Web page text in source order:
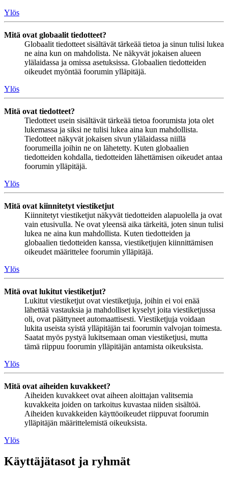
Ylös
Mitä ovat globaalit tiedotteet?
Globaalit tiedotteet sisältävät tärkeää tietoa ja sinun tulisi lukea
ne aina kun on mahdolista. Ne näkyvät jokaisen alueen
ylälaidassa ja omissa asetuksissa. Globaalien tiedotteiden
oikeudet myöntää foorumin ylläpitäjä.
Ylös
Mitä ovat tiedotteet?
Tiedotteet usein sisältävät tärkeää tietoa foorumista jota olet
lukemassa ja siksi ne tulisi lukea aina kun mahdollista.
Tiedotteet näkyvät jokaisen sivun ylälaidassa niillä
foorumeilla joihin ne on lähetetty. Kuten globaalien
tiedotteiden kohdalla, tiedotteiden lähettämisen oikeudet antaa
foorumin ylläpitäjä.
Ylös
Mitä ovat kiinnitetyt viestiketjut
Kiinnitetyt viestiketjut näkyvät tiedotteiden alapuolella ja ovat
vain etusivulla. Ne ovat yleensä aika tärkeitä, joten sinun tulisi
lukea ne aina kun mahdollista. Kuten tiedotteiden ja
globaalien tiedotteiden kanssa, viestiketjujen kiinnittämisen
oikeudet määrittelee foorumin ylläpitäjä.
Ylös
Mitä ovat lukitut viestiketjut?
Lukitut viestiketjut ovat viestiketjuja, joihin ei voi enää
lähettää vastauksia ja mahdolliset kyselyt joita viestiketjussa
oli, ovat päättyneet automaattisesti. Viestiketjuja voidaan
lukita useista syistä ylläpitäjän tai foorumin valvojan toimesta.
Saatat myös pystyä lukitsemaan oman viestiketjusi, mutta
tämä riippuu foorumin ylläpitäjän antamista oikeuksista.
Ylös
Mitä ovat aiheiden kuvakkeet?
Aiheiden kuvakkeet ovat aiheen aloittajan valitsemia
kuvakkeita joiden on tarkoitus kuvastaa niiden sisältöä.
Aiheiden kuvakkeiden käyttöoikeudet riippuvat foorumin
ylläpitäjän määrittelemistä oikeuksista.
Ylös
Käyttäjätasot ja ryhmät